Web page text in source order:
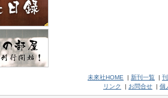
未來社HOME | 新刊一覧 |
リンク
| お問合せ | 個